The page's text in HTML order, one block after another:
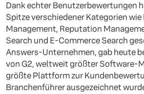
Dank echter Benutzerbewertungen
Spitze verschiedener Kategorien
Management, Reputation
Search und E-Commerce Search
Answers-Unternehmen, gab heute
von G2, weltweit größter Software-
größte Plattform zur
Branchenführer ausgezeichnet